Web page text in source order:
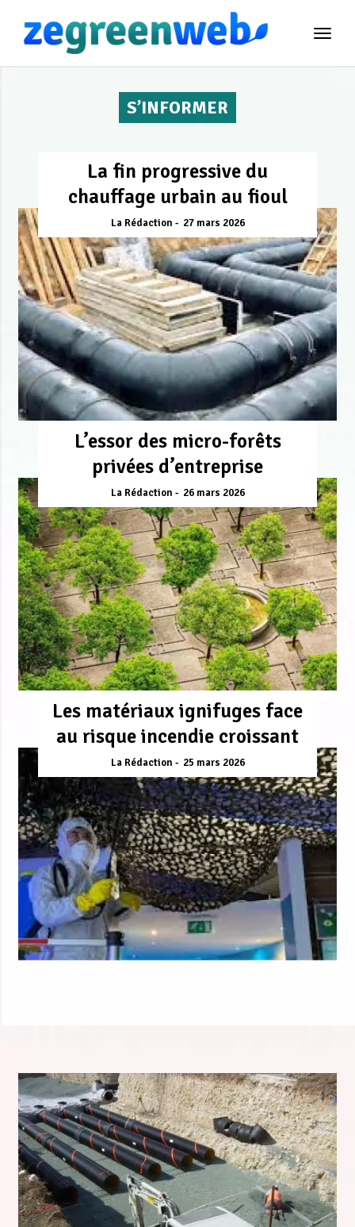
S’INFORMER
La fin progressive du
chauffage urbain au fioul
La Rédaction 27 mars 2026
L’essor des micro-forêts
privées d’entreprise
La Rédaction 26 mars 2026
Les matériaux ignifuges face
au risque incendie croissant
La Rédaction 25 mars 2026